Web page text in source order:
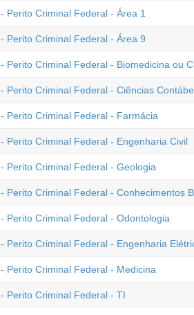
Perito Criminal Federal - Área 1
Perito Criminal Federal - Área 9
Perito Criminal Federal - Biomedicina ou
Perito Criminal Federal - Ciências
Perito Criminal Federal - Farmácia
Perito Criminal Federal - Engenharia Civil
Perito Criminal Federal - Geologia
Perito Criminal Federal - Conhecimentos
Perito Criminal Federal - Odontologia
Perito Criminal Federal - Engenharia
Perito Criminal Federal - Medicina
Perito Criminal Federal - TI